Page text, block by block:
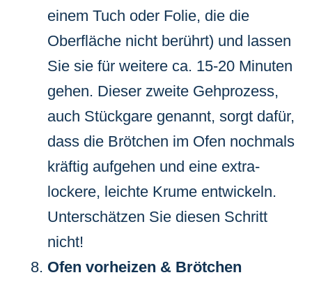
einem Tuch oder Folie, die die
Oberfläche nicht berührt) und lassen
Sie sie für weitere ca. 15-20 Minuten
gehen. Dieser zweite Gehprozess,
auch Stückgare genannt, sorgt dafür,
dass die Brötchen im Ofen nochmals
kräftig aufgehen und eine extra-
lockere, leichte Krume entwickeln.
Unterschätzen Sie diesen Schritt
nicht!
Ofen vorheizen & Brötchen